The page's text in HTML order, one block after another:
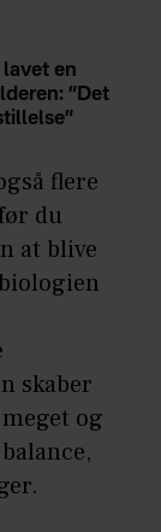
en
”Det
flere
du
at blive
skaber
og